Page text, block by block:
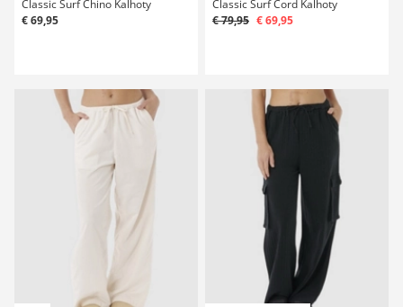
Classic Surf Chino Kalhoty
€ 69,95
Classic Surf Cord Kalhoty
€ 79,95 € 69,95